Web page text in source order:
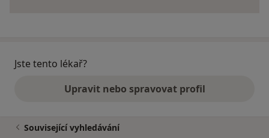
Jste tento lékař?
Upravit nebo spravovat profil
Související vyhledávání